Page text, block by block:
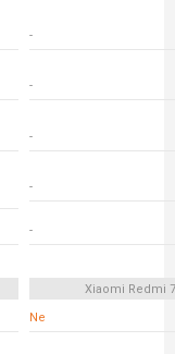
-
-
-
-
-
Xiaomi Redmi
Ne